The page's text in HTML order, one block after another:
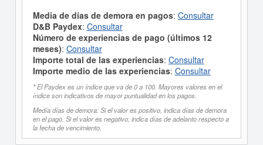
Media de días de demora en pagos: Consultar
D&B Paydex: Consultar
Número de experiencias de pago (últimos 12
meses): Consultar
Importe total de las experiencias: Consultar
Importe medio de las experiencias: Consultar
* El Paydex es un índice que va de 0 a 100. Mayores valores en el
índice son indicativos de mayor puntualidad en los pagos.
Medía días de demora: Si el valor es positivo, indica días de demora
en el pago. Si el valor es negativo, indica días de adelanto respecto a
la fecha de vencimiento.